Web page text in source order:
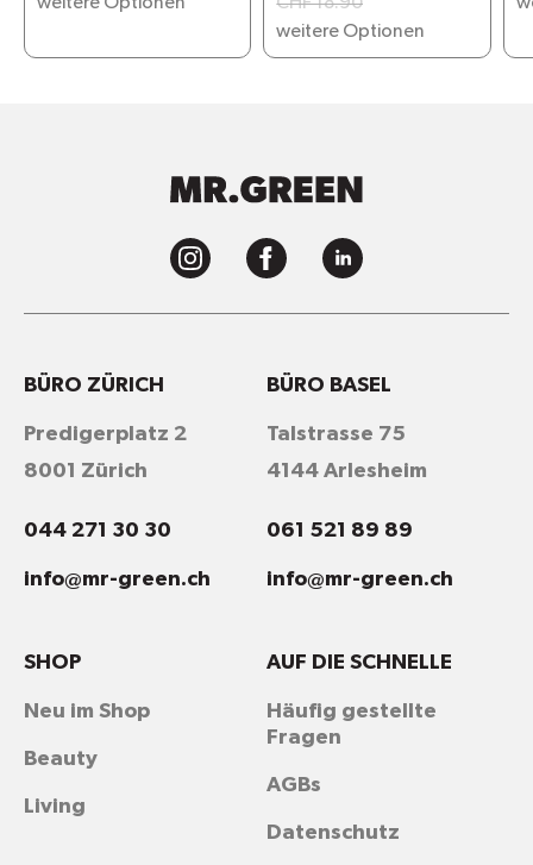
weitere Optionen
BÜRO ZÜRICH
Predigerplatz 2
8001 Zürich
044 271 30 30
info@mr-green.ch
BÜRO BASEL
Talstrasse 75
4144 Arlesheim
061 521 89 89
info@mr-green.ch
AUF DIE SCHNELLE
Häufig gestellte
Fragen
AGBs
Datenschutz
SHOP
Neu im Shop
Beauty
Living